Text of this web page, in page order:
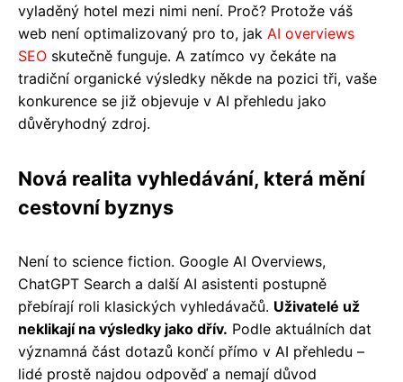
vyladěný hotel mezi nimi není. Proč? Protože váš
web není optimalizovaný pro to, jak AI overviews
SEO skutečně funguje. A zatímco vy čekáte na
tradiční organické výsledky někde na pozici tři, vaše
konkurence se již objevuje v AI přehledu jako
důvěryhodný zdroj.
Nová realita vyhledávání, která mění
cestovní byznys
Není to science fiction. Google AI Overviews,
ChatGPT Search a další AI asistenti postupně
přebírají roli klasických vyhledávačů. Uživatelé už
neklikají na výsledky jako dřív. Podle aktuálních dat
významná část dotazů končí přímo v AI přehledu –
lidé prostě najdou odpověď a nemají důvod